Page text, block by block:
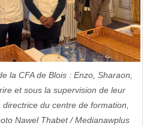
la CFA de Blois : Enzo, Sharaon,
et sous la supervision de leur
du centre de formation,
Nawel Thabet / Medianawplus